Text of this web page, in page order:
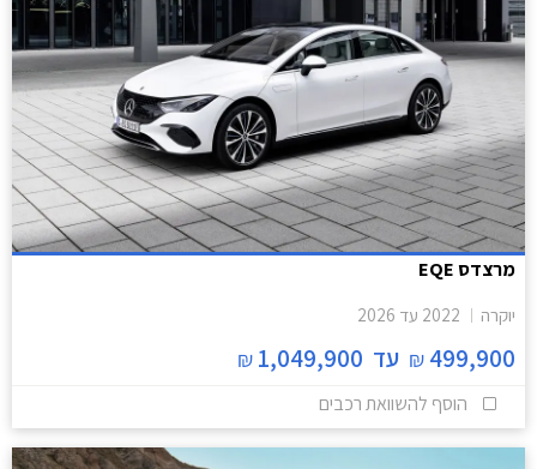
מרצדס EQE
יוקרה 2022 עד 2026
499,900
₪ עד 1,049,900
₪
הוסף להשוואת רכבים